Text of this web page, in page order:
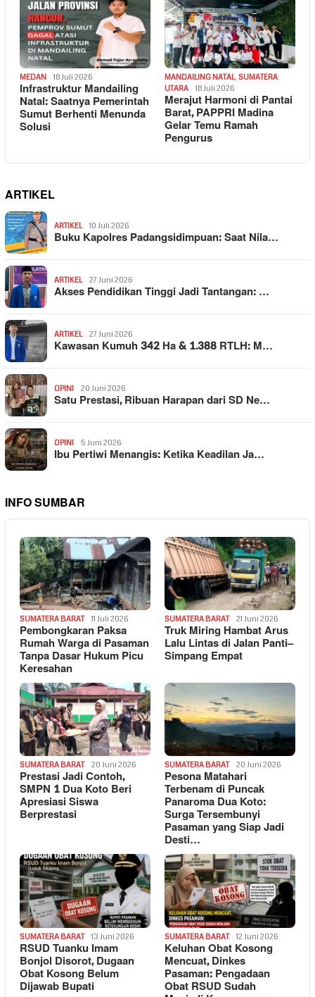
MEDAN 18 Juli 2026
Infrastruktur Mandailing
Natal: Saatnya Pemerintah
Sumut Berhenti Menunda
Solusi
MANDAILING NATAL, SUMATERA
UTARA
18 Juli 2026
Merajut Harmoni di Pantai
Barat, PAPPRI Madina
Gelar Temu Ramah
Pengurus
ARTIKEL
ARTIKEL 10 Juli 2026
Buku Kapolres Padangsidimpuan: Saat Nila…
ARTIKEL 27 Juni 2026
Akses Pendidikan Tinggi Jadi Tantangan: …
ARTIKEL 27 Juni 2026
Kawasan Kumuh 342 Ha & 1.388 RTLH: M…
OPINI 20 Juni 2026
Satu Prestasi, Ribuan Harapan dari SD Ne…
OPINI 5 Juni 2026
Ibu Pertiwi Menangis: Ketika Keadilan Ja…
INFO SUMBAR
SUMATERA BARAT 11 Juli 2026
Pembongkaran Paksa
Rumah Warga di Pasaman
Tanpa Dasar Hukum Picu
Keresahan
SUMATERA BARAT 21 Juni 2026
Truk Miring Hambat Arus
Lalu Lintas di Jalan Panti–
Simpang Empat
SUMATERA BARAT 20 Juni 2026
Prestasi Jadi Contoh,
SMPN 1 Dua Koto Beri
Apresiasi Siswa
Berprestasi
SUMATERA BARAT 20 Juni 2026
Pesona Matahari
Terbenam di Puncak
Panaroma Dua Koto:
Surga Tersembunyi
Pasaman yang Siap Jadi
Desti…
SUMATERA BARAT 13 Juni 2026
RSUD Tuanku Imam
Bonjol Disorot, Dugaan
Obat Kosong Belum
Dijawab Bupati
SUMATERA BARAT 12 Juni 2026
Keluhan Obat Kosong
Mencuat, Dinkes
Pasaman: Pengadaan
Obat RSUD Sudah